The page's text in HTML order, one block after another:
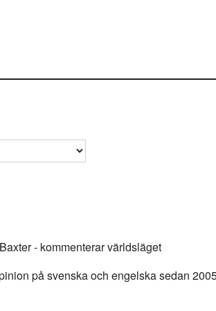
- kommenterar världsläget
på svenska och engelska sedan